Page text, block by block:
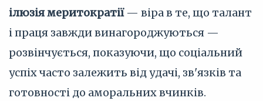
ілюзія меритократії— віра в те, що талант
і праця завжди винагороджуються —
розвінчується, показуючи, що соціальний
успіх часто залежить від удачі, зв'язків та
готовності до аморальних вчинків.